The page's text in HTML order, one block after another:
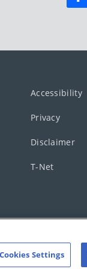
Accessibility
Privacy
Disclaimer
T-Net
Settings